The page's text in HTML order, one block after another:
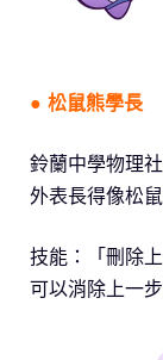
● 松鼠熊學長
鈴蘭中學物理
外表長得像松
技能：「刪除上
可以消除上一